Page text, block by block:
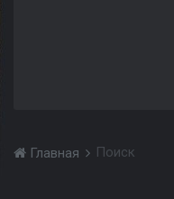
Главная Поиск